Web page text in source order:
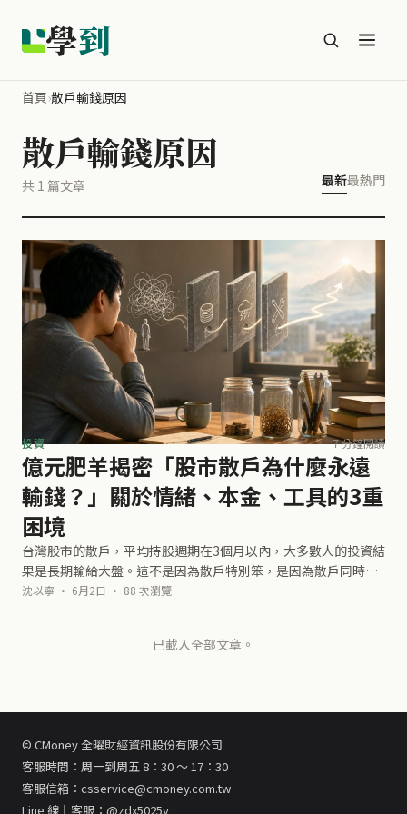
學到
首頁›散戶輸錢原因
散戶輸錢原因
共 1 篇文章 最新最熱門
投資 7 分鐘閱讀
億元肥羊揭密「股市散戶為什麼永遠
輸錢？」關於情緒、本金、工具的3重
困境
台灣股市的散戶，平均持股週期在3個月以內，大多數人的投資結
果是長期輸給大盤。這不是因為散戶特別笨，是因為散戶同時面
對三個系統性劣勢，而且這三個劣勢相互強化。《億元肥羊零成
沈以寧 · 6月2日 · 88 次瀏覽
已載入全部文章。
© CMoney 全曜財經資訊股份有限公司
客服時間：周一到周五 8：30 ～ 17：30
客服信箱：csservice@cmoney.com.tw
Line 線上客服：@zdx5025y